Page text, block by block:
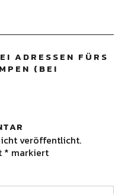
ADRESSEN FÜRS
(BEI
veröffentlicht.
* markiert